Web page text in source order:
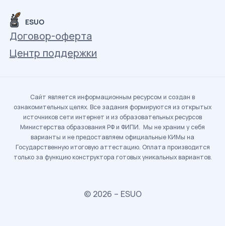
ESUO
Договор-оферта
Центр поддержки
Сайт является информационным ресурсом и создан в
ознакомительных целях. Все задания формируются из открытых
источников сети интернет и из образовательных ресурсов
Министерства образования РФ и ФИПИ. Мы не храним у себя
варианты и не предоставляем официальные КИМы на
Государственную итоговую аттестацию. Оплата производится
только за функцию конструктора готовых уникальных вариантов.
© 2026 – ESUO